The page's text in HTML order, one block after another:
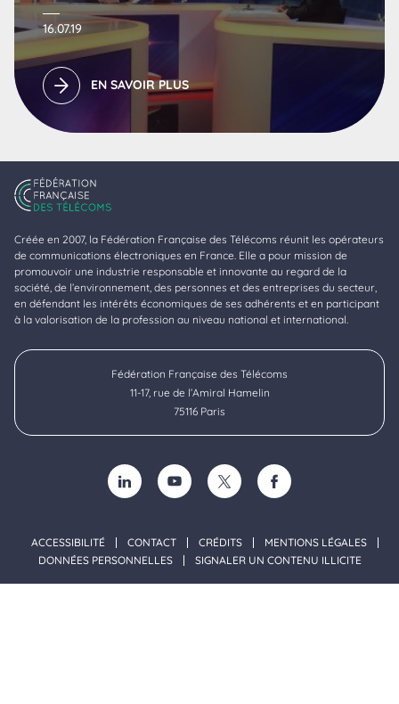
16.07.19
EN SAVOIR PLUS
Créée en 2007, la Fédération Française des Télécoms réunit les opérateurs
de communications électroniques en France. Elle a pour mission de
promouvoir une industrie responsable et innovante au regard de la
société, de l’environnement, des personnes et des entreprises du secteur,
en défendant les intérêts économiques de ses adhérents et en participant
à la valorisation de la profession au niveau national et international.
Fédération Française des Télécoms
11-17, rue de l’Amiral Hamelin
75116 Paris
SUIVEZ-NOUS SUR LINKEDIN (NOUVELLE FENÊTRE)
SUIVEZ-NOUS SUR YOUTUBE (NOUVELLE
SUIVEZ-NOUS SUR TWITTER
SUIVEZ-NOUS SUR
ACCESSIBILITÉ CONTACT CRÉDITS
MENTIONS LÉGALES
DONNÉES PERSONNELLES
SIGNALER UN CONTENU ILLICITE